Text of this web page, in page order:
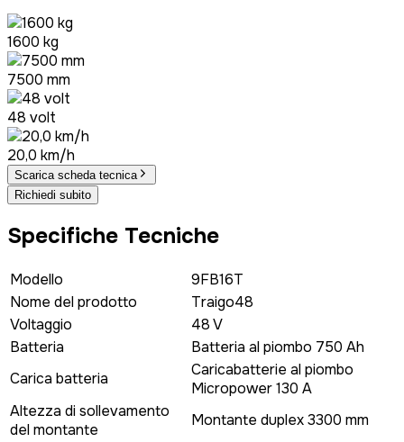
1600 kg
7500 mm
48 volt
20,0 km/h
Scarica scheda tecnica
Richiedi subito
Specifiche Tecniche
Modello
9FB16T
Nome del prodotto
Traigo48
Voltaggio
48 V
Batteria
Batteria al piombo 750 Ah
Carica batteria
Caricabatterie al piombo
Micropower 130 A
Altezza di sollevamento
del montante
Montante duplex 3300 mm